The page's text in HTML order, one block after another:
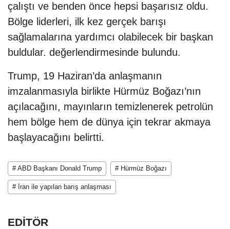
çalıştı ve benden önce hepsi başarısız oldu.
Bölge liderleri, ilk kez gerçek barışı
sağlamalarına yardımcı olabilecek bir başkan
buldular. değerlendirmesinde bulundu.
Trump, 19 Haziran’da anlaşmanın
imzalanmasıyla birlikte Hürmüz Boğazı’nın
açılacağını, mayınların temizlenerek petrolün
hem bölge hem de dünya için tekrar akmaya
başlayacağını belirtti.
# ABD Başkanı Donald Trump # Hürmüz Boğazı
# İran ile yapılan barış anlaşması
EDİTÖR